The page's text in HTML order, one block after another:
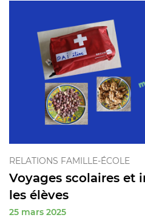
RELATIONS FAMILLE-ÉCOLE
Voyages scolaires et
les élèves
25 mars 2025